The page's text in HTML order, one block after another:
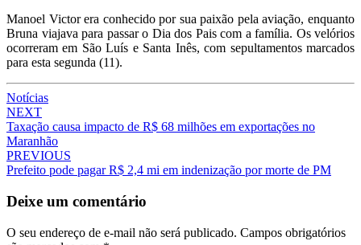
Manoel Victor era conhecido por sua paixão pela aviação, enquanto
Bruna viajava para passar o Dia dos Pais com a família. Os velórios
ocorreram em São Luís e Santa Inês, com sepultamentos marcados
para esta segunda (11).
Notícias
Post
navigation
NEXT
Taxação causa impacto de R$ 68 milhões em exportações no
Maranhão
PREVIOUS
Prefeito pode pagar R$ 2,4 mi em indenização por morte de PM
Deixe um comentário
O seu endereço de e-mail não será publicado. Campos obrigatórios